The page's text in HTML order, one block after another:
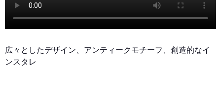
広々としたデザイン、アンティークモチーフ、創造的なイ
ンスタレ